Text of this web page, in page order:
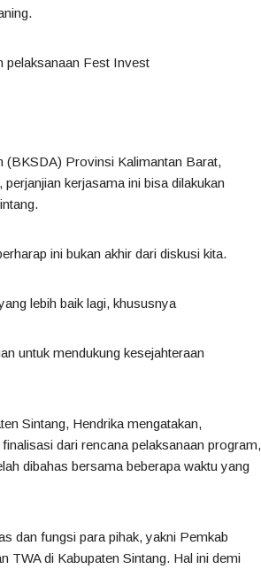
pelaksanaan Fest Invest
(BKSDA) Provinsi Kalimantan Barat,
kerjasama ini bisa dilakukan
ini bukan akhir dari diskusi kita.
lebih baik lagi, khususnya
untuk mendukung kesejahteraan
Sintang, Hendrika mengatakan,
dari rencana pelaksanaan program,
dibahas bersama beberapa waktu yang
dan fungsi para pihak, yakni Pemkab
TWA di Kabupaten Sintang. Hal ini demi